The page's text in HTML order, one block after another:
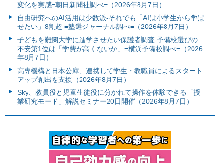
変化を実感=朝日新聞社調べ=（2026年8月7日）
自由研究へのAI活用は少数派-それでも「AIは小学生から学ば
せたい」8割超 =塾選ジャーナル調べ=（2026年8月7日）
子どもを難関大学に進学させたい保護者調査 予備校選びの
不安第1位は「学費が高くないか」=横浜予備校調べ=（2026
年8月7日）
高専機構と日本公庫、連携して学生・教職員によるスタート
アップ創出を支援（2026年8月7日）
Sky、教員役と児童生徒役に分かれて操作を体験できる「授
業研究モード」解説セミナー20日開催（2026年8月7日）